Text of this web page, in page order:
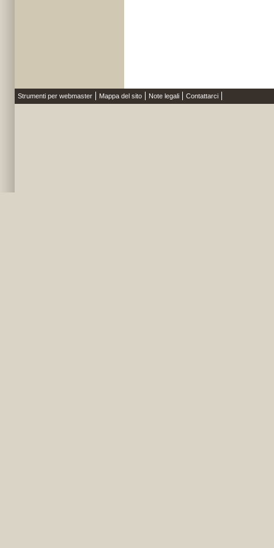
Strumenti per webmaster Mappa del sito Note legali Contattarci